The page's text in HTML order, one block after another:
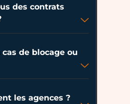
des contrats
de blocage ou
les agences ?